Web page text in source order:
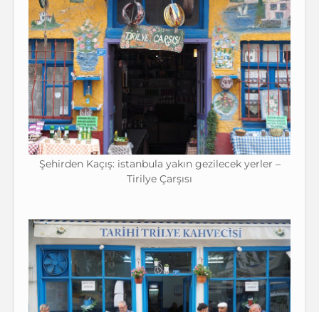
Şehirden Kaçış: istanbula yakın gezilecek yerler –
Tirilye Çarşısı